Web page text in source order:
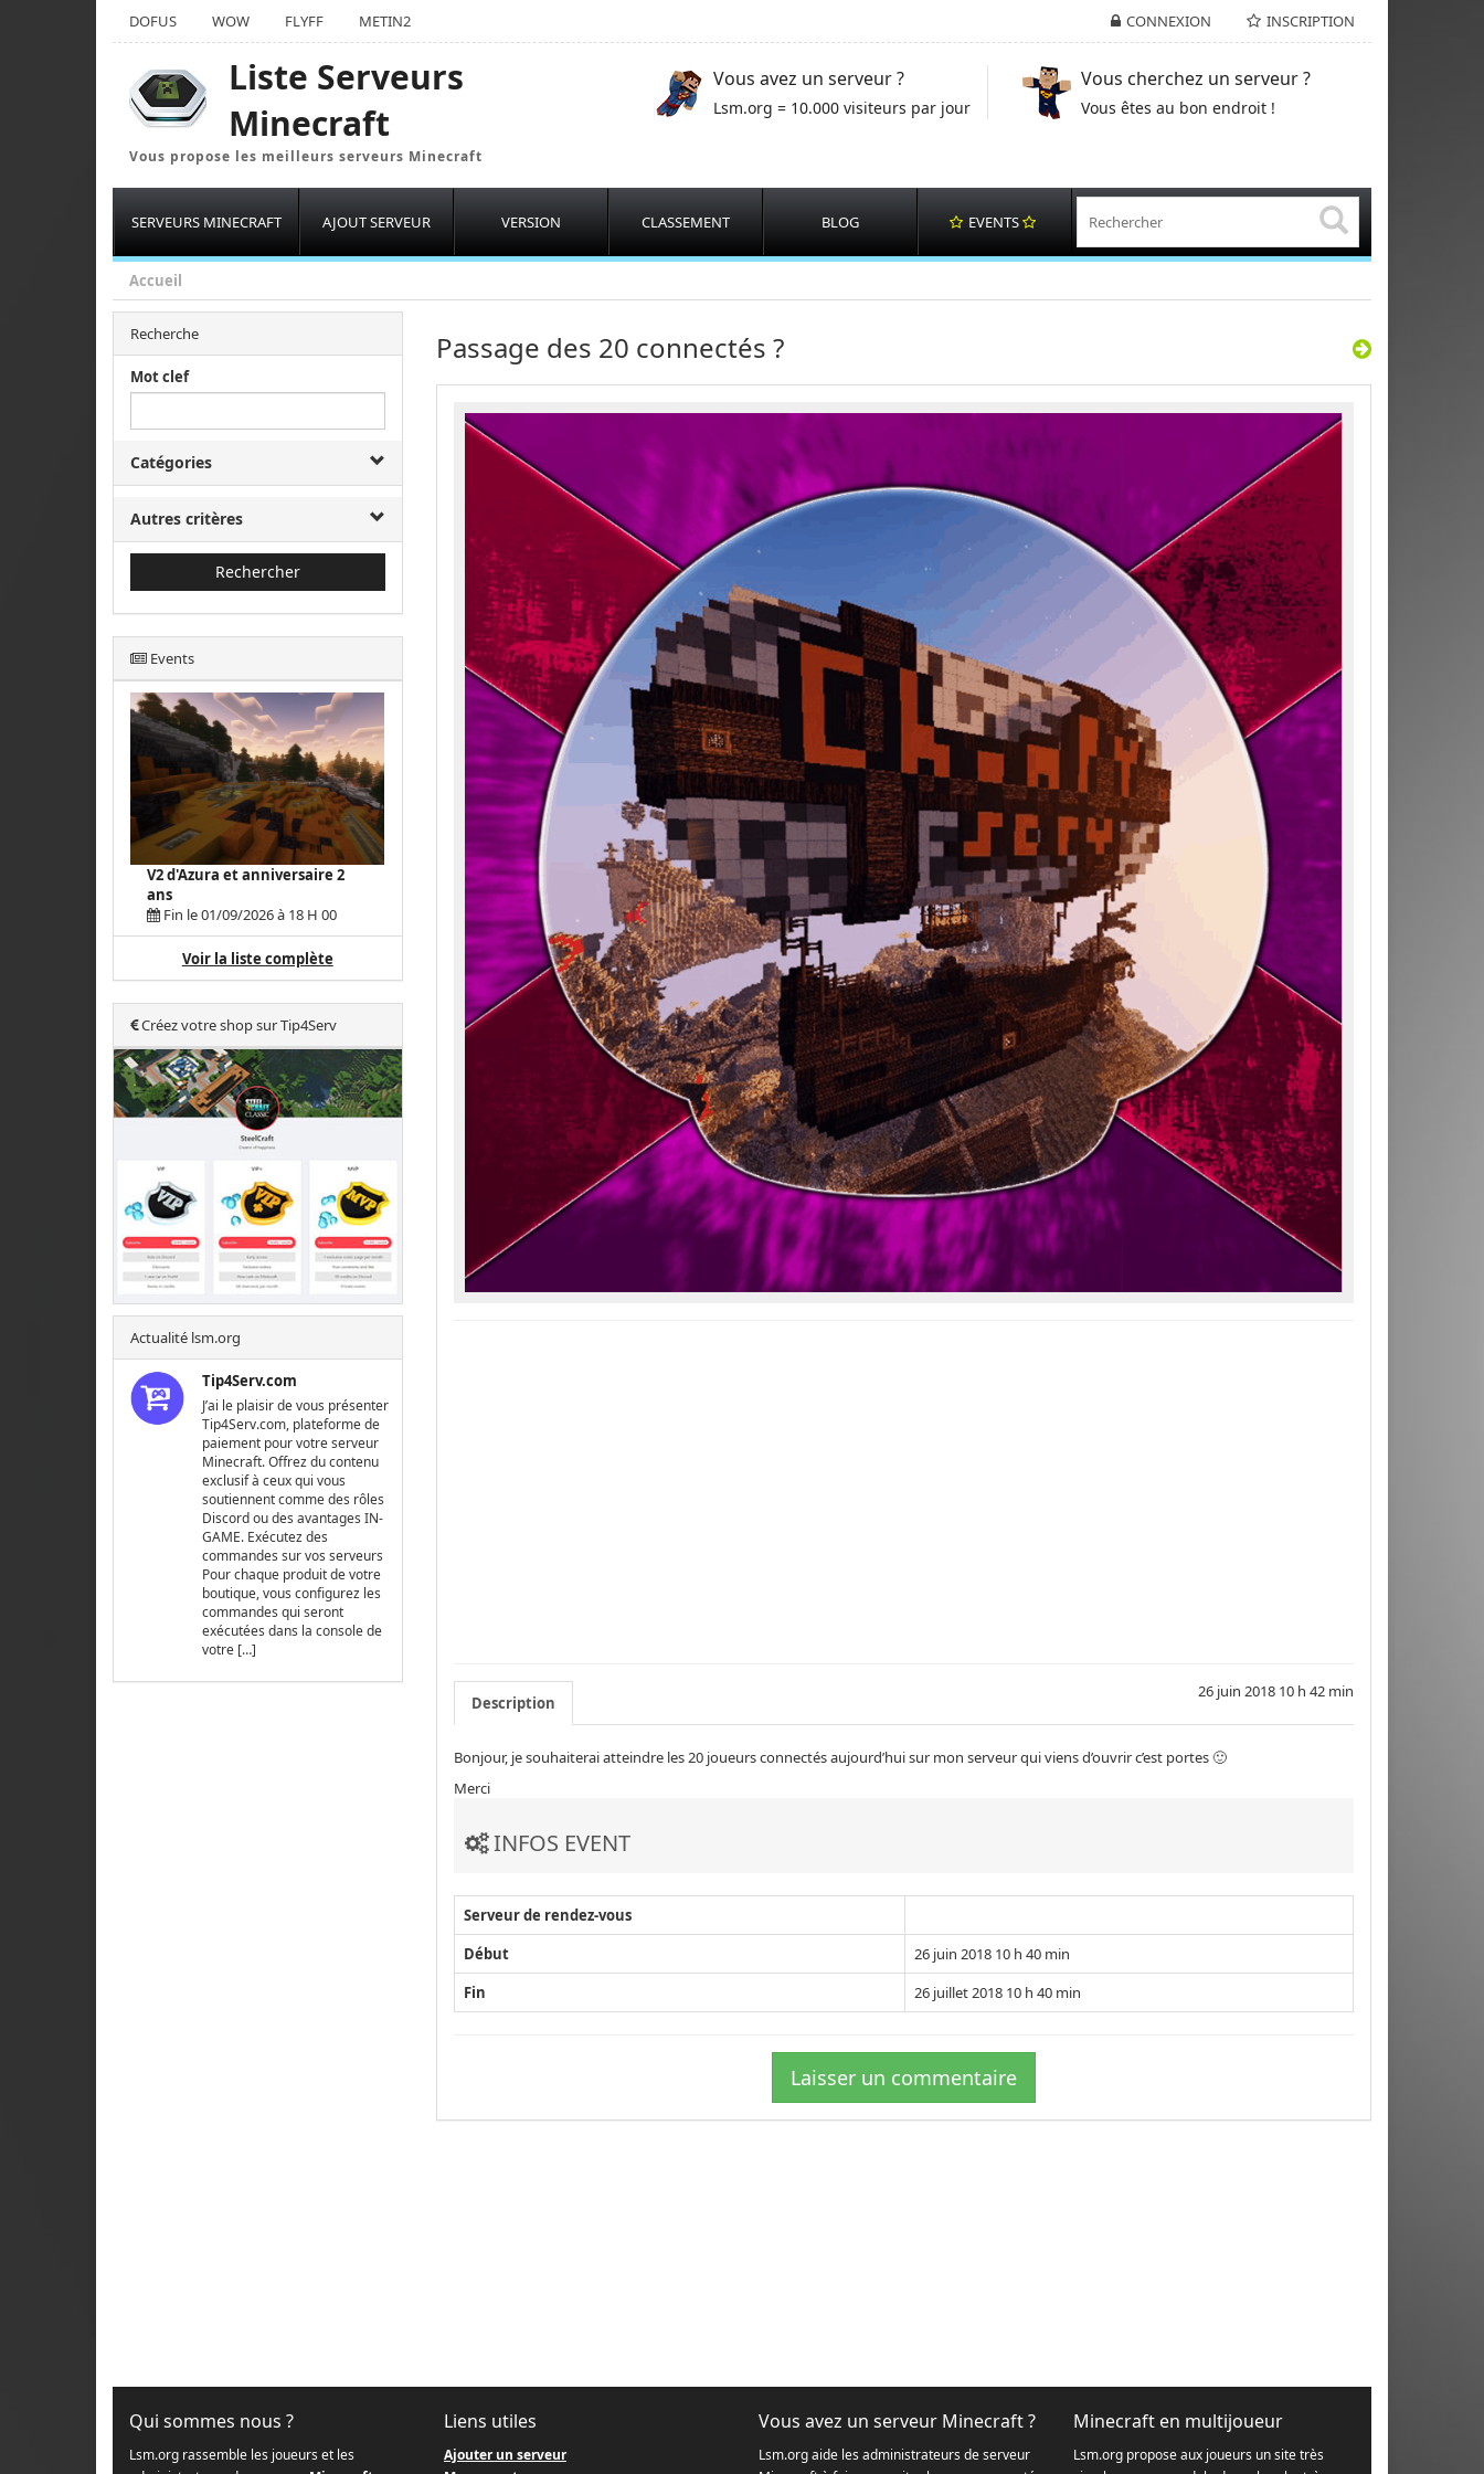
CONNEXION INSCRIPTION
DOFUS WOW FLYFF METIN2
Liste Serveurs
Minecraft
Vous propose les meilleurs serveurs Minecraft
Vous avez un serveur ?
Lsm.org = 10.000 visiteurs par jour
Vous cherchez un serveur ?
Vous êtes au bon endroit !
SERVEURS MINECRAFT AJOUT SERVEUR VERSION CLASSEMENT BLOG EVENTS
Accueil
Recherche
Mot clef
Catégories
Autres critères
Rechercher
Events
V2 d'Azura et anniversaire 2
ans
Fin le 01/09/2026 à 18 H 00
Voir la liste complète
Créez votre shop sur Tip4Serv
Actualité lsm.org
Tip4Serv.com
J’ai le plaisir de vous présenter
Tip4Serv.com, plateforme de
paiement pour votre serveur
Minecraft. Offrez du contenu
exclusif à ceux qui vous
soutiennent comme des rôles
Discord ou des avantages IN-
GAME. Exécutez des
commandes sur vos serveurs
Pour chaque produit de votre
boutique, vous configurez les
commandes qui seront
exécutées dans la console de
votre […]
Passage des 20 connectés ?
26 juin 2018 10 h 42 min
Description
Bonjour, je souhaiterai atteindre les 20 joueurs connectés aujourd’hui sur mon serveur qui viens d’ouvrir c’est portes 🙂
Merci
INFOS EVENT
Serveur de rendez-vous
Début
26 juin 2018 10 h 40 min
Fin
26 juillet 2018 10 h 40 min
Laisser un commentaire
Qui sommes nous ?
Lsm.org rassemble les joueurs et les
Liens utiles
Ajouter un serveur
Vous avez un serveur Minecraft ?
Lsm.org aide les administrateurs de serveur
Minecraft en multijoueur
Lsm.org propose aux joueurs un site très